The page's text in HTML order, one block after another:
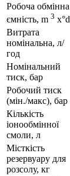
Робоча обмінна
ємність, m 3 x°d
Витрата
номінальна, л/
год
Номінальний
тиск, бар
Робочий тиск
(мін./макс), бар
Кількість
іонообмінної
смоли, л
Місткість
резервуару для
розсолу, кг